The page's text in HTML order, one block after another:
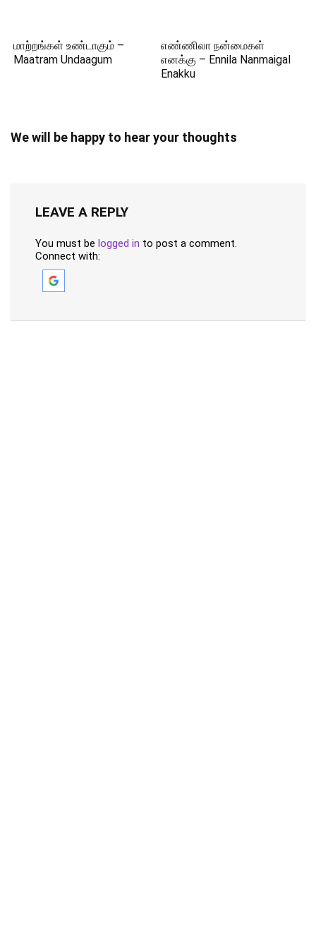
மாற்றங்கள் உண்டாகும் –
Maatram Undaagum
எண்ணிலா நன்மைகள்
எனக்கு – Ennila Nanmaigal
Enakku
We will be happy to hear your thoughts
LEAVE A REPLY
You must be logged in to post a comment.
Connect with: